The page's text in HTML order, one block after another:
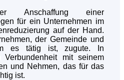
Anschaffung einer
für ein Unternehmen im
auf der Hand.
der Gemeinde und
es tätig ist, zugute. In
mit seinem
und Nehmen, das für das
ist.